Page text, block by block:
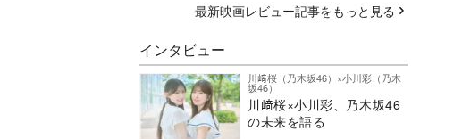
最新映画レビュー記事をもっと見る
インタビュー
川﨑桜（乃木坂46）×小川彩（乃木
坂46）
川﨑桜×小川彩、乃木坂46
の未来を語る